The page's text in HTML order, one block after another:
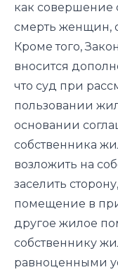
как
смерть женщин,
Кроме того,
вносится
что суд при
пользовании
основании
собственника
возложить на
заселить
помещение в
другое жилое
собственнику
равноценными